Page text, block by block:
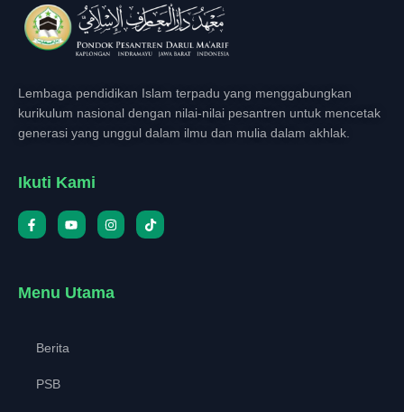
Lembaga pendidikan Islam terpadu yang menggabungkan
kurikulum nasional dengan nilai-nilai pesantren untuk mencetak
generasi yang unggul dalam ilmu dan mulia dalam akhlak.
Ikuti Kami
Menu Utama
Berita
PSB